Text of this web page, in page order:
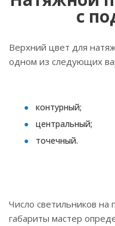
с
Верхний цвет для
одном из следующих
контурный;
центральный;
точечный.
Число светильников на
габариты мастер